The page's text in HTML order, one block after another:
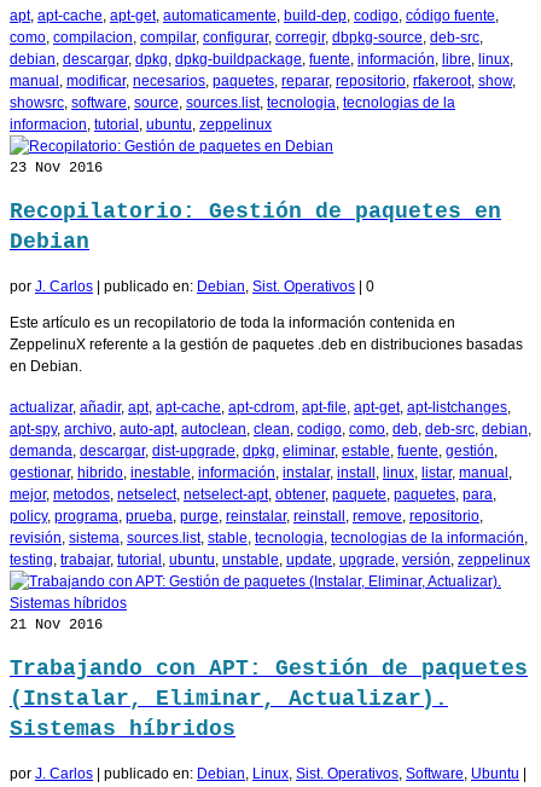
apt, apt-cache, apt-get, automaticamente, build-dep, codigo, código fuente,
como, compilacion, compilar, configurar, corregir, dbpkg-source, deb-src,
debian, descargar, dpkg, dpkg-buildpackage, fuente, información, libre, linux,
manual , modificar, necesarios, paquetes, reparar, repositorio, rfakeroot, show,
showsrc, software, source, sources.list, tecnologia, tecnologias de la
informacion, tutorial , ubuntu, zeppelinux
23 Nov 2016
Recopilatorio: Gestión de paquetes en
Debian
por J. Carlos publicado en: Debian, Sist. Operativos 0
Este artículo es un recopilatorio de toda la información contenida en
ZeppelinuX referente a la gestión de paquetes .deb en distribuciones basadas
en Debian.
actualizar, añadir, apt, apt-cache, apt-cdrom, apt-file, apt-get, apt-listchanges,
apt-spy, archivo, auto-apt, autoclean, clean, codigo, como, deb, deb-src, debian,
demanda, descargar, dist-upgrade, dpkg, eliminar, estable, fuente, gestión,
gestionar, hibrido, inestable, información, instalar, install , linux, listar, manual ,
mejor, metodos, netselect, netselect-apt, obtener, paquete, paquetes, para,
policy, programa, prueba, purge, reinstalar, reinstall , remove, repositorio,
revisión, sistema, sources.list, stable, tecnologia, tecnologias de la información,
testing, trabajar, tutorial , ubuntu, unstable, update, upgrade, versión, zeppelinux
21 Nov 2016
Trabajando con APT: Gestión de paquetes
(Instalar, Eliminar, Actualizar).
Sistemas híbridos
por J. Carlos publicado en: Debian, Linux, Sist. Operativos, Software, Ubuntu